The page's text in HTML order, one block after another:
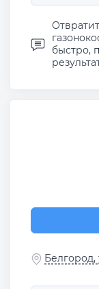
быстро,
Белгород,